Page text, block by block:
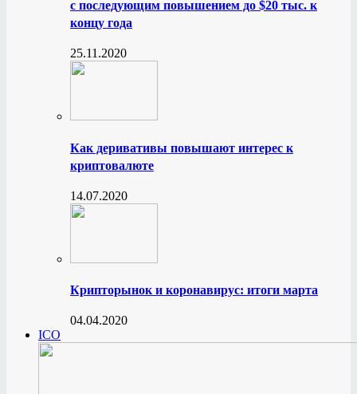
с последующим повышением до $20 тыс. к
концу года
25.11.2020
Как деривативы повышают интерес к
криптовалюте
14.07.2020
Крипторынок и коронавирус: итоги марта
04.04.2020
ICO